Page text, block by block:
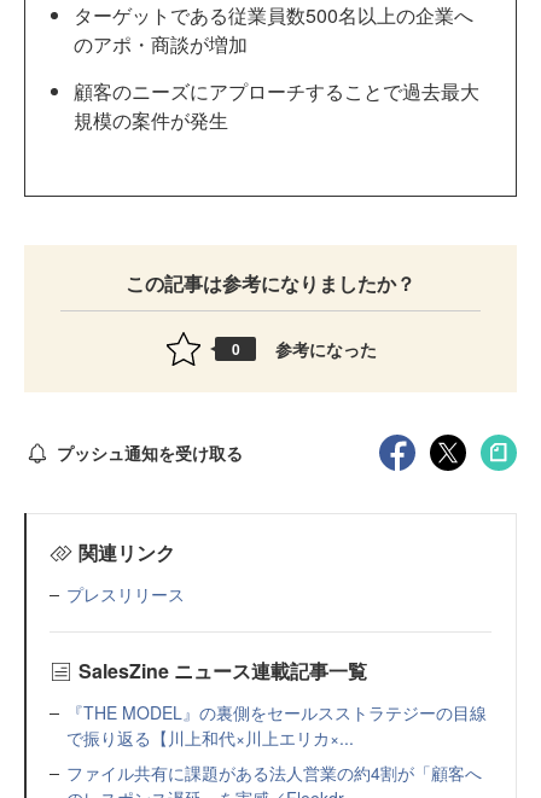
ターゲットである従業員数500名以上の企業へ
のアポ・商談が増加
顧客のニーズにアプローチすることで過去最大
規模の案件が発生
この記事は参考になりましたか？
0 参考になった
プッシュ通知を受け取る
関連リンク
プレスリリース
SalesZine ニュース連載記事一覧
『THE MODEL』の裏側をセールスストラテジーの目線
で振り返る【川上和代×川上エリカ×...
ファイル共有に課題がある法人営業の約4割が「顧客へ